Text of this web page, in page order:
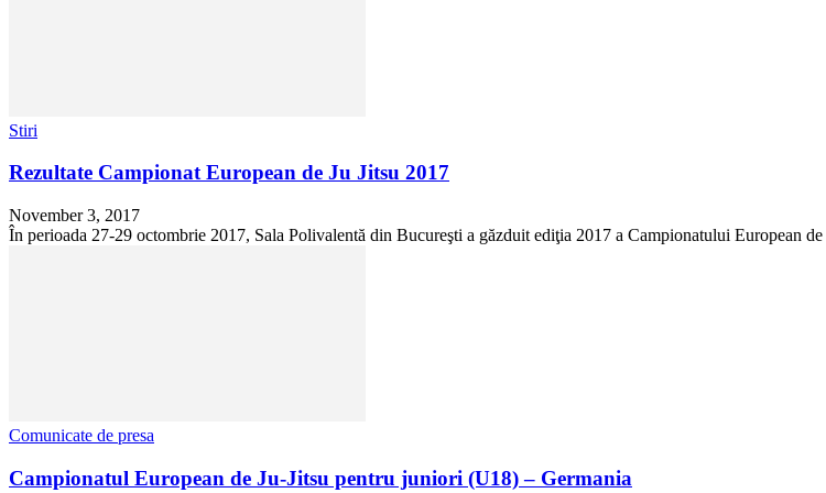
Stiri
Rezultate Campionat European de Ju Jitsu 2017
November 3, 2017
În perioada 27-29 octombrie 2017, Sala Polivalentă din Bucureşti a găzduit ediţia 2017 a Campionatului European
Comunicate de presa
Campionatul European de Ju-Jitsu pentru juniori (U18) – Germania